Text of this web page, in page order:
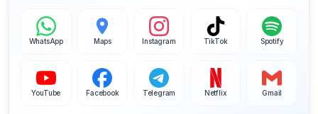
WhatsApp Maps Instagram TikTok Spotify
YouTube Facebook Telegram Netflix Gmail